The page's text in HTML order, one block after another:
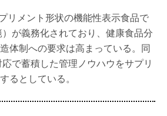
リメント形状の機能性表示食品で
が義務化されており、健康食品分
体制への要求は高まっている。同
で蓄積した管理ノウハウをサプリ
るとしている。